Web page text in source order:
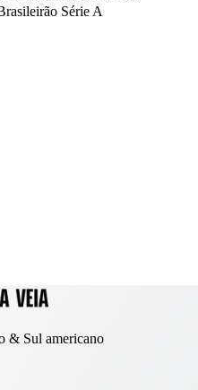
Série A
& Sul americano